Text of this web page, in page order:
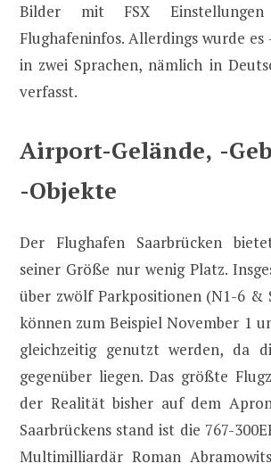
Bilder mit FSX
Flughafeninfos. Allerdings wurde es
in zwei Sprachen, nämlich in
verfasst.
Airport-Gelände, -
-Objekte
Der Flughafen Saarbrücken
seiner Größe nur wenig Platz.
über zwölf Parkpositionen (N1-6 &
können zum Beispiel November 1
gleichzeitig genutzt werden, da
gegenüber liegen. Das größte
der Realität bisher auf dem
Saarbrückens stand ist die 767-
Multimilliardär Roman